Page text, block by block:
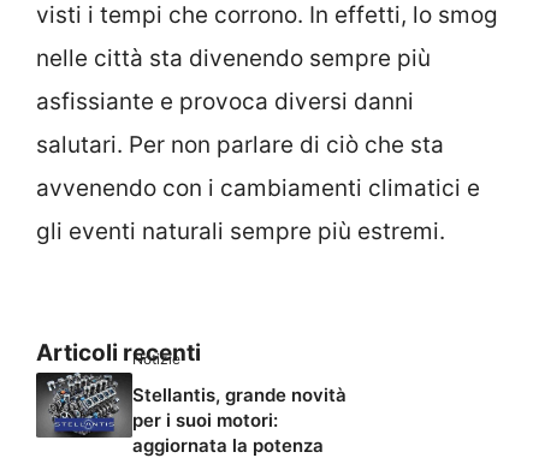
visti i tempi che corrono. In effetti, lo smog
nelle città sta divenendo sempre più
asfissiante e provoca diversi danni
salutari. Per non parlare di ciò che sta
avvenendo con i cambiamenti climatici e
gli eventi naturali sempre più estremi.
Articoli recenti
Notizie
Stellantis, grande novità
per i suoi motori:
aggiornata la potenza